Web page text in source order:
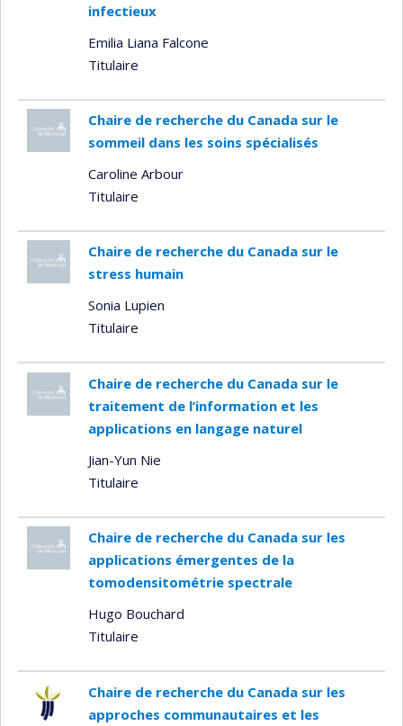
infectieux
Emilia Liana Falcone
Titulaire
Chaire de recherche du Canada sur le
sommeil dans les soins spécialisés
Caroline Arbour
Titulaire
Chaire de recherche du Canada sur le
stress humain
Sonia Lupien
Titulaire
Chaire de recherche du Canada sur le
traitement de l’information et les
applications en langage naturel
Jian-Yun Nie
Titulaire
Chaire de recherche du Canada sur les
applications émergentes de la
tomodensitométrie spectrale
Hugo Bouchard
Titulaire
Chaire de recherche du Canada sur les
approches communautaires et les